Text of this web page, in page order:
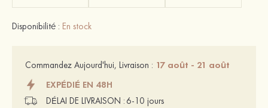
Disponibilité : En stock
Commandez Aujourd'hui, Livraison : 17 août - 21 août
EXPÉDIÉ EN 48H
DÉLAI DE LIVRAISON : 6-10 jours